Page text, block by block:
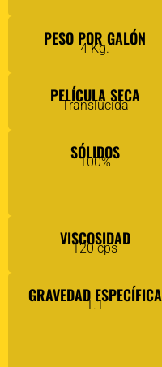
PESO POR GALÓN
4 Kg.
PELÍCULA SECA
Translúcida
SÓLIDOS
100%
VISCOSIDAD
120 cps
GRAVEDAD ESPECÍFICA
1.1